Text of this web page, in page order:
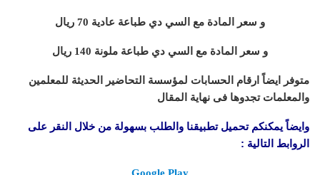
و سعر المادة مع السي دي طباعة عادية 70 ريال
و سعر المادة مع السي دي طباعة ملونة 140 ريال
متوفر ايضاً ارقام الحسابات لمؤسسة التحاضير الحديثة للمعلمين
والمعلمات تجدوها فى نهاية المقال
وايضاً يمكنكم تحميل تطبيقنا والطلب بسهولة من خلال النقر على
الروابط التالية :